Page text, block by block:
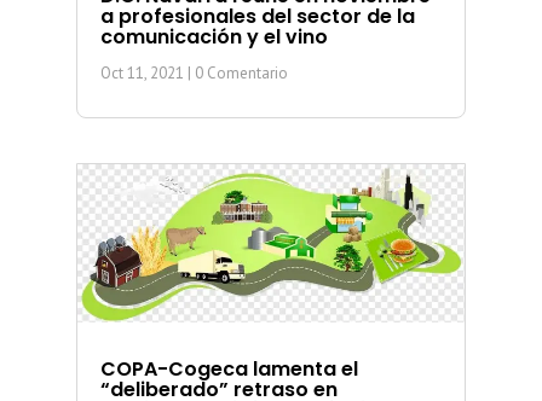
a profesionales del sector de la
comunicación y el vino
Oct 11, 2021 | 0 Comentario
COPA-Cogeca lamenta el
“deliberado” retraso en